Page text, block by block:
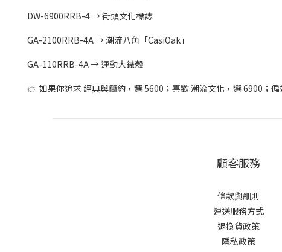
DW-6900RRB-4 → 街頭文化標誌
GA-2100RRB-4A → 潮流八角「CasiOak」
GA-110RRB-4A → 運動大錶殼
👉 如果你追求 經典與簡約，選 5600；喜歡 潮流文化，選 6900；
顧客服務
條款與細則
運送服務方式
退換貨政策
隱私政策